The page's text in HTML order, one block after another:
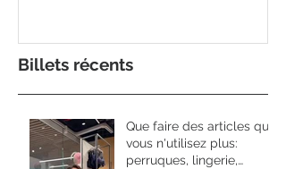
Billets récents
Que faire des articles que
vous n'utilisez plus:
perruques, lingerie,